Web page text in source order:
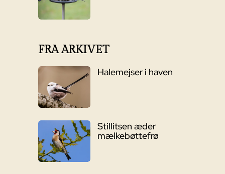
FRA ARKIVET
Halemejser i haven
Stillitsen æder
mælkebøttefrø